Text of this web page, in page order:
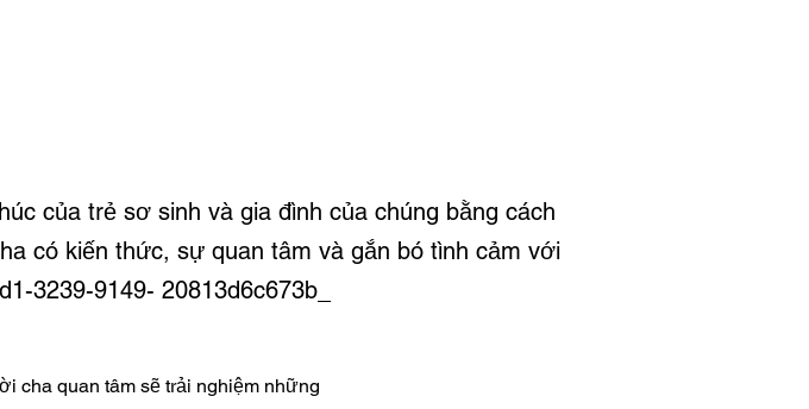
của trẻ sơ sinh và gia đình của chúng bằng cách
có kiến thức, sự quan tâm và gắn bó tình cảm với
3239-9149- 20813d6c673b_​
cha quan tâm sẽ trải nghiệm những